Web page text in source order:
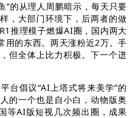
的从理人周鹏暗示，每天只要
，大部门环境下，后两者的做
推理模子燃爆AI圈，国内两大
用的东西。两天涨粉近2万。手
但全体上比力积极。下一个迸
倡议“AI上塔式将来美学”的
的一个也是自小白，动物版奥
等AI版短视几次频出圈，成果